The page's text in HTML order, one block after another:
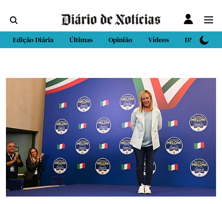
Edição Diária Últimas Opinião Vídeos DN Sport